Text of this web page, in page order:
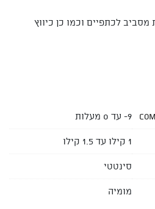
מסביב לכתפיים וכמו כן כיווץ
9- עד 0 מעלות
1 קילו עד 1.5 קילו
סינטטי
מומיה